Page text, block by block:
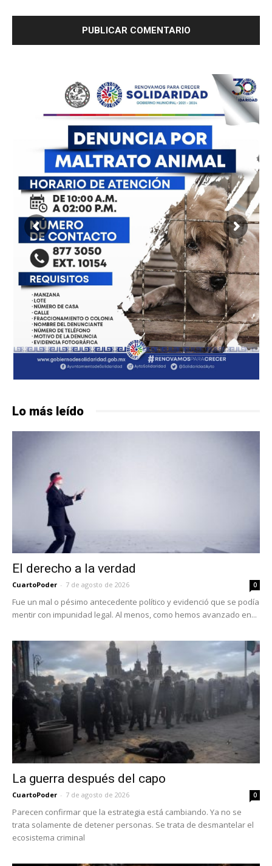
Lo más leído
El derecho a la verdad
CuartoPoder - 7 de agosto de 2026 0
Fue un mal o pésimo antecedente político y evidenció que se podía
mentir con impunidad legal. Al menos, como hemos avanzado en...
La guerra después del capo
CuartoPoder - 7 de agosto de 2026 0
Parecen confirmar que la estrategia está cambiando. Ya no se
trata solamente de detener personas. Se trata de desmantelar el
ecosistema criminal